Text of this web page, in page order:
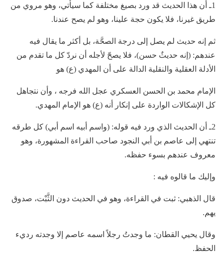
1ـ أن هذا الحديث قد ورد بصيغ مختلفة كما سيأتي، وهو مروي من
طريق غيرنا، فلا يكون حجة علينا، وهو لم يصح عندنا.
ثم إنه حديث لم يصل إلى درجة الصحَّة، بل أكثر ما يقال فيه
عندهم: (إنه حديثٌ حسن)، فلا يصحّ لأجله أن نردّ كل ما تقدم من
الأدلة العقلية والنقلية الدالة على أن المهدي (ع) هو
الإمام محمد بن الحسن العسكري عجل الله فرجه ، وأن نتجاهل
كل الإشكالات الواردة على إنكار أنه (ع) هو الإمام المهدي.
2ـ أن الحديث الذي ورد فيه قوله: (واسم أبيه اسم أبي) كل طرقه
تنتهي إلى عاصم بن أبي النجود صاحب القراءة المشهورة، وهو
معروف عندهم بسوء حفظه.
وإليك ما قالوه فيه :
قال الذهبي: ثبت في القراءة، وهو في الحديث دون الثَّبْت، صدوق
يهم.
وقال يحيي القطان: ما وجدتُ رجلاً اسمه عاصم إلا وجدته رديء
الحفظ.